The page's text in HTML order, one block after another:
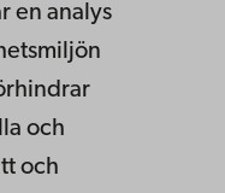
en analys
och
och